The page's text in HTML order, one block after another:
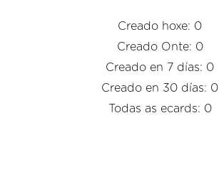
Creado hoxe: 0
Creado Onte: 0
Creado en 7 días: 0
Creado en 30 días: 0
Todas as ecards: 0